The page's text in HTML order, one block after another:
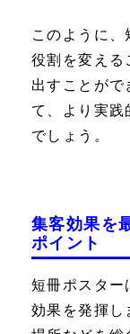
このように、
役割を変える
出すことがで
て、より実践
でしょう。
集客効果を
ポイント
短冊ポスター
効果を発揮し